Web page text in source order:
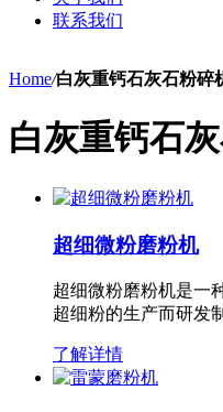
联系我们
Home/白灰重钙石灰石粉碎
白灰重钙石
超细微粉磨粉机
超细微粉磨粉机是一
超细粉的生产而研发
了解详情